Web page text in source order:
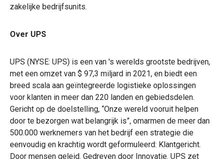
zakelijke bedrijfsunits.
Over UPS
UPS (NYSE: UPS) is een van 's werelds grootste bedrijven,
met een omzet van $ 97,3 miljard in 2021, en biedt een
breed scala aan geïntegreerde logistieke oplossingen
voor klanten in meer dan 220 landen en gebiedsdelen.
Gericht op de doelstelling, “Onze wereld vooruit helpen
door te bezorgen wat belangrijk is”, omarmen de meer dan
500.000 werknemers van het bedrijf een strategie die
eenvoudig en krachtig wordt geformuleerd: Klantgericht.
Door mensen geleid. Gedreven door Innovatie. UPS zet